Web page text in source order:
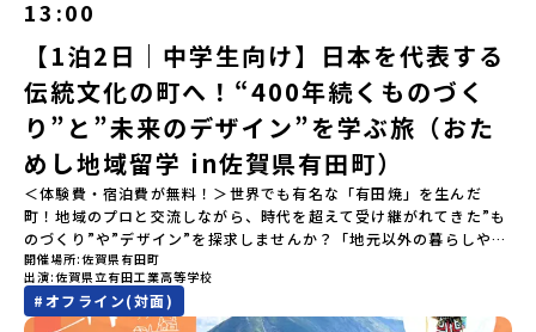
ポートするので安心・安全です！ーーーーーーーーーーーーーーー
ーーーーーーーーー📺 全体オンライン説明会（アーカイブ配信）
2026年4月22日に開催された説明会の録画をご覧いただけます。こ
の動画を見れば、あなたの「なんとなく不安」が「絶対に行ってみ
たい！」に変わるはず💡お家からリラックスして視聴してみてくだ
さいね😊▶︎全体説明会のアーカイブはこちら（アーカイブを視聴す
る）YouTube：https://youtu.be/Yt8nd04aNgA?
si=e5erbspvwz5O8_uF【アーカイブ内容】・おためし地域留学の
魅力・メリット・2026年度、日本全国20以上の対象地域について・
安心のサポート体制・質疑応答※各地域の詳細なプログラムは、以
下の【STEP2】個別説明会にて紹介しています。ーーーーーーーー
ーーーーーーーーーーーーーーーー💡疑問も不安もワクワクに変え
る！2つのステップ知りたいことに合わせて、2つの説明会をご活用
ください！【STEP1】全体オンライン説明会の視聴（☆上の動画で
13:00
【1泊2日｜中学生向け】日本を代表する
伝統文化の町へ！“400年続くものづく
り”と”未来のデザイン”を学ぶ旅（おた
めし地域留学 in佐賀県有田町）
＜体験費・宿泊費が無料！＞世界でも有名な「有田焼」を生んだ
町！地域のプロと交流しながら、時代を超えて受け継がれてきた”も
のづくり”や”デザイン”を探求しませんか？「地元以外の暮らしや文
化が気になる。いつか留学してみたい！」「豊かな自然と伝統文
化、町並みに興味がある！」「ものづくりやきれいなデザインが好
き！」そんな中学生のみなさんにおすすめ！「おためし地域留学体
開催場所 佐賀県有田町
出演 佐賀県立有田工業高等学校
#オフライン(対面)